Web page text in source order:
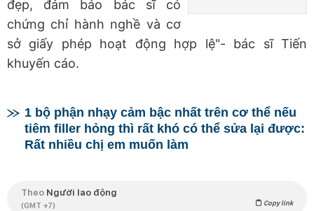
đẹp, đảm bảo bác sĩ có
chứng chỉ hành nghề và cơ
sở giấy phép hoạt động hợp lệ"- bác sĩ Tiến
khuyến cáo.
1 bộ phận nhạy cảm bậc nhất trên cơ thể nếu
tiêm filler hỏng thì rất khó có thể sửa lại được:
Rất nhiều chị em muốn làm
Theo Người lao động
(GMT +7) Copy link